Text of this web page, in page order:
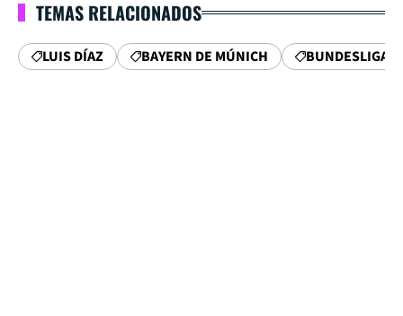
TEMAS RELACIONADOS
LUIS DÍAZ BAYERN DE MÚNICH BUNDESLIGA